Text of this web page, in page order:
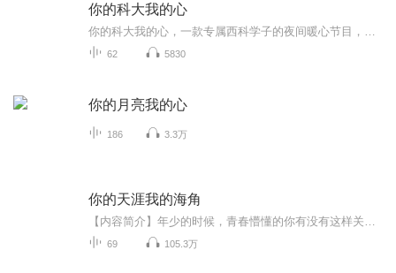
你的科大我的心
62 5830
你的月亮我的心
186 3.3万
你的天涯我的海角
69 105.3万